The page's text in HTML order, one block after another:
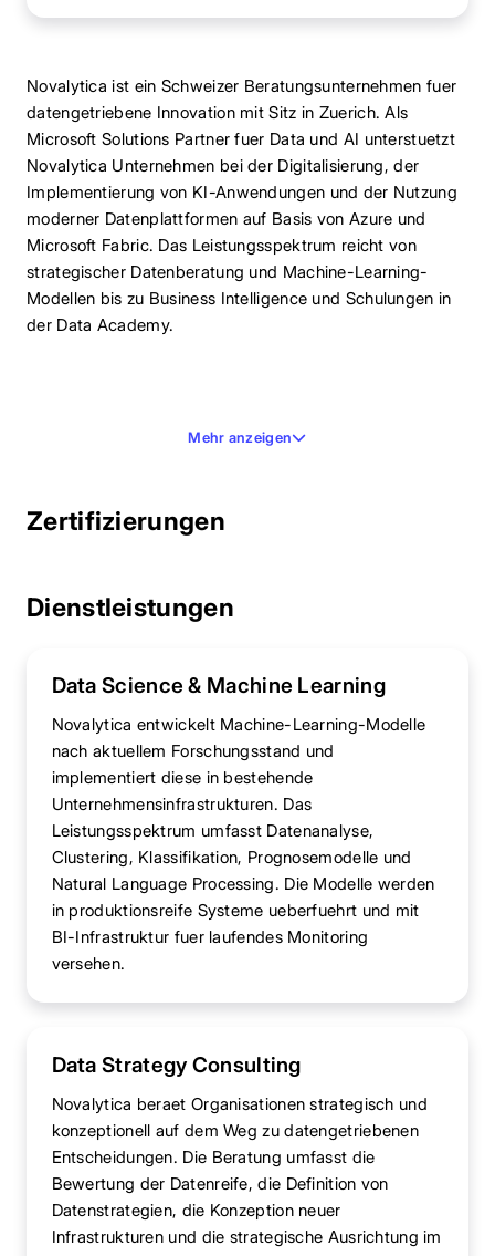
Novalytica ist ein Schweizer Beratungsunternehmen fuer
datengetriebene Innovation mit Sitz in Zuerich. Als
Microsoft Solutions Partner fuer Data und AI unterstuetzt
Novalytica Unternehmen bei der Digitalisierung, der
Implementierung von KI-Anwendungen und der Nutzung
moderner Datenplattformen auf Basis von Azure und
Microsoft Fabric. Das Leistungsspektrum reicht von
strategischer Datenberatung und Machine-Learning-
Modellen bis zu Business Intelligence und Schulungen in
der Data Academy.
Mehr anzeigen
Zertifizierungen
Dienstleistungen
Data Science & Machine Learning
Novalytica entwickelt Machine-Learning-Modelle
nach aktuellem Forschungsstand und
implementiert diese in bestehende
Unternehmensinfrastrukturen. Das
Leistungsspektrum umfasst Datenanalyse,
Clustering, Klassifikation, Prognosemodelle und
Natural Language Processing. Die Modelle werden
in produktionsreife Systeme ueberfuehrt und mit
BI-Infrastruktur fuer laufendes Monitoring
versehen.
Data Strategy Consulting
Novalytica beraet Organisationen strategisch und
konzeptionell auf dem Weg zu datengetriebenen
Entscheidungen. Die Beratung umfasst die
Bewertung der Datenreife, die Definition von
Datenstrategien, die Konzeption neuer
Infrastrukturen und die strategische Ausrichtung im